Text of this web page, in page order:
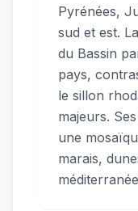
Pyrénées,
sud et est.
du Bassin
pays,
le sillon
majeurs.
une
marais,